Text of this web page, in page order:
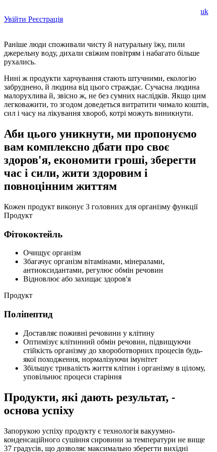
uk
Увійти Реєстрація
Раніше люди споживали чисту й натуральну їжу, пили
джерельну воду, дихали свіжим повітрям і набагато більше
рухались.
Нині ж продукти харчування стають штучними, екологію
забруднено, й людина від цього страждає. Сучасна людина
малорухлива й, звісно ж, не без сумних наслідків. Якщо цим
легковажити, то згодом доведеться витратити чимало коштів,
сил і часу на лікування хвороб, котрі можуть виникнути.
Аби цього уникнути, ми пропонуємо
вам комплексно дбати про своє
здоров'я, економити гроші, зберегти
час і сили, жити здоровим і
повноцінним життям
Кожен продукт виконує 3 головних для організму функції
Продукт
Фітококтейль
Очищує організм
Збагачує організм вітамінами, мінералами,
антиоксидантами, регулює обмін речовин
Відновлює або захищає здоров'я
Продукт
Поліпептид
Доставляє поживні речовини у клітину
Оптимізує клітинний обмін речовин, підвищуючи
стійкість організму до хвороботворних процесів будь-
якої походження, нормалізуючи імунітет
Збільшує тривалість життя клітин і організму в цілому,
уповільнює процеси старіння
Продукти, які дають результат, -
основа успіху
Запорукою успіху продукту є технологія вакуумно-
конденсаційного сушіння сировини за температури не вище
37 градусів, що дозволяє максимально зберегти вихідні